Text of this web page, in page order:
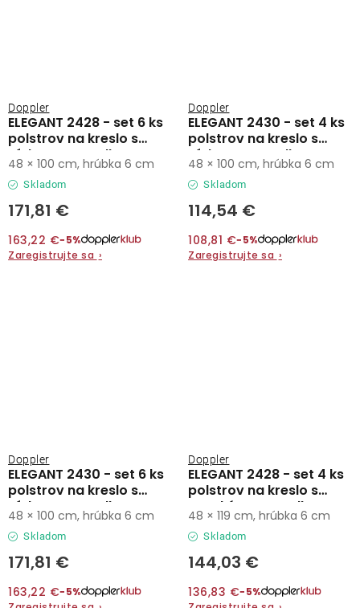
ELEGANT 2428 - set 6 ks
polstrov na kreslo s
nízkym operadlom
Doppler
Skladom
171,81 €
163,22 €−5%
Zaregistrujte sa ›
48 × 100 cm, hrúbka 6 cm
ELEGANT 2430 - set 4 ks
polstrov na kreslo s
nízkym operadlom
Doppler
Skladom
114,54 €
108,81 €−5%
Zaregistrujte sa ›
48 × 100 cm, hrúbka 6 cm
ELEGANT 2430 - set 6 ks
polstrov na kreslo s
nízkym operadlom
Doppler
Skladom
171,81 €
163,22 €−5%
48 × 100 cm, hrúbka 6 cm
ELEGANT 2428 - set 4 ks
polstrov na kreslo s
vysokým operadlom
Doppler
Skladom
144,03 €
136,83 €−5%
48 × 119 cm, hrúbka 6 cm